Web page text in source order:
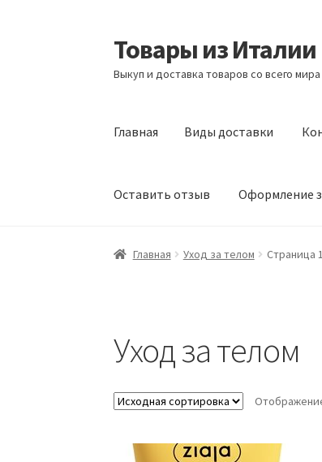
Перейти
к
навигации
Перейти
к
содержимому
Товары из Италии
Выкуп и доставка товаров со всего мира
Главная Виды доставки
Оставить отзыв Оформление
Главная Виды доставки Контакты
Главная Уход за телом Страница
Уход за телом